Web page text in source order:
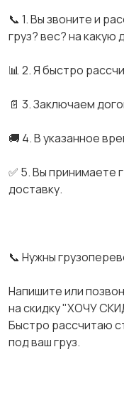
📞 1. Вы звоните и
груз? вес? на какую
📊 2. Я быстро
📄 3. Заключаем
🚚 4. В указанное
✅ 5. Вы принимаете
доставку.
📞 Нужны
Напишите или
на скидку "ХОЧУ
Быстро рассчитаю
под ваш груз.